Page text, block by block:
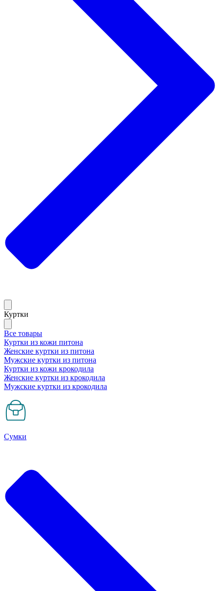
Куртки
Все товары
Куртки из кожи питона
Женские куртки из питона
Мужские куртки из питона
Куртки из кожи крокодила
Женские куртки из крокодила
Мужские куртки из крокодила
Сумки